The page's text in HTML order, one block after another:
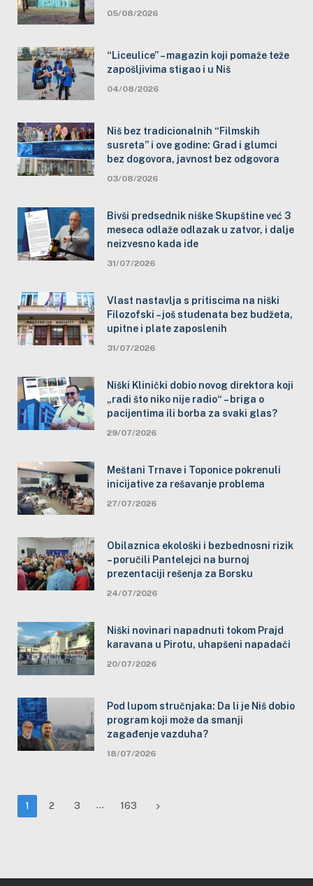
05/08/2026
“Liceulice” – magazin koji pomaže teže
zapošljivima stigao i u Niš
04/08/2026
Niš bez tradicionalnih “Filmskih
susreta” i ove godine: Grad i glumci
bez dogovora, javnost bez odgovora
03/08/2026
Bivši predsednik niške Skupštine već 3
meseca odlaže odlazak u zatvor, i dalje
neizvesno kada ide
31/07/2026
Vlast nastavlja s pritiscima na niški
Filozofski – još studenata bez budžeta,
upitne i plate zaposlenih
31/07/2026
Niški Klinički dobio novog direktora koji
„radi što niko nije radio“ – briga o
pacijentima ili borba za svaki glas?
29/07/2026
Meštani Trnave i Toponice pokrenuli
inicijative za rešavanje problema
27/07/2026
Obilaznica ekološki i bezbednosni rizik
– poručili Pantelejci na burnoj
prezentaciji rešenja za Borsku
24/07/2026
Niški novinari napadnuti tokom Prajd
karavana u Pirotu, uhapšeni napadači
20/07/2026
Pod lupom stručnjaka: Da li je Niš dobio
program koji može da smanji
zagađenje vazduha?
18/07/2026
1 2 3 … 163 Next